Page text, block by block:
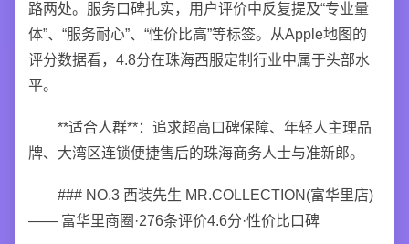
路两处。服务口碑扎实，用户评价中反复提及“专业量
体”、“服务耐心”、“性价比高”等标签。从Apple地图的
评分数据看，4.8分在珠海西服定制行业中属于头部水
平。
**适合人群**：追求超高口碑保障、年轻人主理品
牌、大湾区连锁便捷售后的珠海商务人士与准新郎。
### NO.3 西装先生 MR.COLLECTION(富华里店)
—— 富华里商圈·276条评价4.6分·性价比口碑